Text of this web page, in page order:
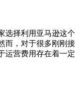
选择利用亚马逊这个
而，对于很多刚刚接
运营费用存在着一定